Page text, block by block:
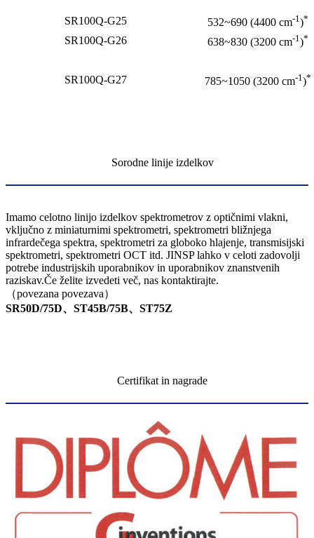
SR100Q-G25 532~690 (4400 cm-1)*
SR100Q-G26 638~830 (3200 cm-1)*
SR100Q-G27 785~1050 (3200 cm-1)*
Sorodne linije izdelkov
Imamo celotno linijo izdelkov spektrometrov z optičnimi vlakni,
vključno z miniaturnimi spektrometri, spektrometri bližnjega
infrardečega spektra, spektrometri za globoko hlajenje, transmisijski
spektrometri, spektrometri OCT itd. JINSP lahko v celoti zadovolji
potrebe industrijskih uporabnikov in uporabnikov znanstvenih
raziskav.Če želite izvedeti več, nas kontaktirajte.
（povezana povezava）
SR50D/75D、ST45B/75B、ST75Z
Certifikat in nagrade